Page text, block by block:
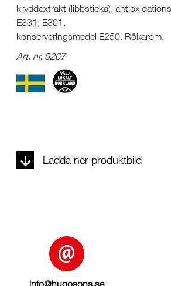
kryddextrakt (libbsticka),
E331, E301,
konserveringsmedel E250. Rökarom.
Art. nr. 5267
Ladda ner produktbild
info@hugosons.se